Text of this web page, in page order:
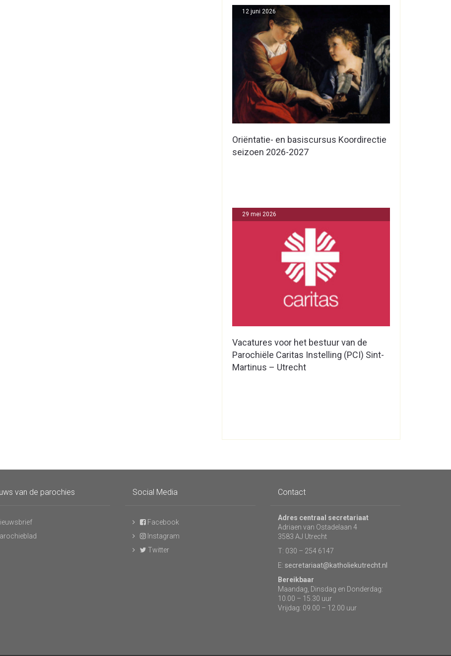
Oriëntatie- en basiscursus Koordirectie
seizoen 2026-2027
12 juni 2026
Vacatures voor het bestuur van de
Parochiële Caritas Instelling (PCI) Sint-
Martinus – Utrecht
29 mei 2026
van de parochies Social Media
Facebook
Instagram
Twitter
Contact
Adres centraal secretariaat
Adriaen van Ostadelaan 4
3583 AJ Utrecht
T: 030 – 254 6147
E: secretariaat@katholiekutrecht.nl
Bereikbaar
Maandag, Dinsdag en Donderdag:
10.00 – 15.30 uur
Vrijdag: 09.00 – 12.00 uur